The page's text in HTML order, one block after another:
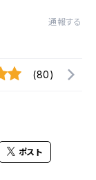
通報する
(80)
ポスト